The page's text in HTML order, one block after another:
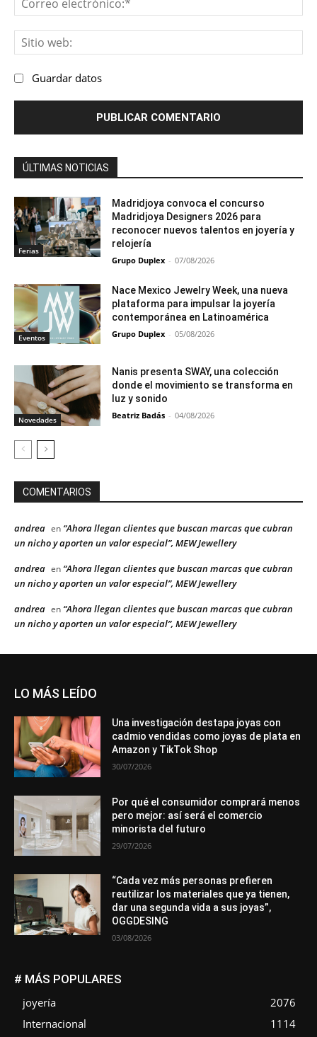
Guardar datos
ÚLTIMAS NOTICIAS
Ferias
Madridjoya convoca el concurso
Madridjoya Designers 2026 para
reconocer nuevos talentos en joyería y
relojería
Grupo Duplex - 07/08/2026
Eventos
Nace Mexico Jewelry Week, una nueva
plataforma para impulsar la joyería
contemporánea en Latinoamérica
Grupo Duplex - 05/08/2026
Novedades
Nanis presenta SWAY, una colección
donde el movimiento se transforma en
luz y sonido
Beatriz Badás - 04/08/2026
COMENTARIOS
andrea en “Ahora llegan clientes que buscan marcas que cubran
un nicho y aporten un valor especial”, MEW Jewellery
andrea en “Ahora llegan clientes que buscan marcas que cubran
un nicho y aporten un valor especial”, MEW Jewellery
andrea en “Ahora llegan clientes que buscan marcas que cubran
un nicho y aporten un valor especial”, MEW Jewellery
LO MÁS LEÍDO
Una investigación destapa joyas con
cadmio vendidas como joyas de plata en
Amazon y TikTok Shop
30/07/2026
Por qué el consumidor comprará menos
pero mejor: así será el comercio
minorista del futuro
29/07/2026
“Cada vez más personas prefieren
reutilizar los materiales que ya tienen,
dar una segunda vida a sus joyas”,
OGGDESING
03/08/2026
# MÁS POPULARES
joyería
2076
Internacional
1114